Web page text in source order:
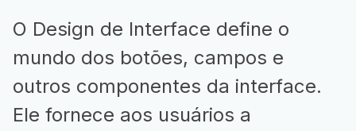
O Design de Interface define o
mundo dos botões, campos e
outros componentes da interface.
Ele fornece aos usuários a